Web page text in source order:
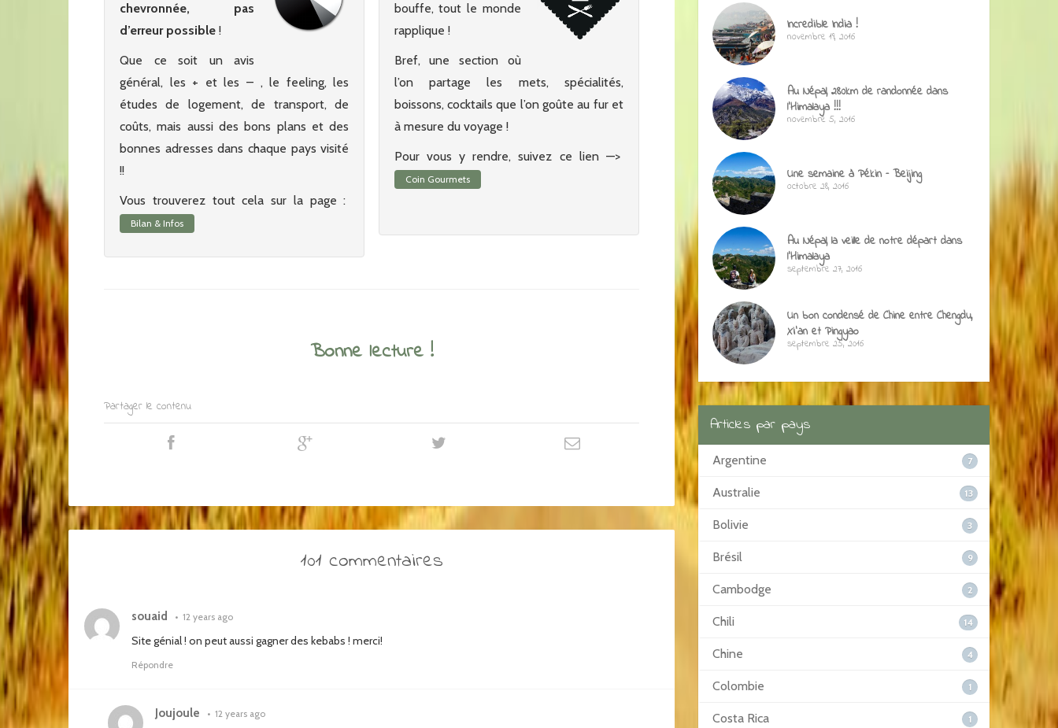
chevronnée, pas
d’erreur possible !
Que ce soit un avis
général, les + et les – , le feeling, les
études de logement, de transport, de
coûts, mais aussi des bons plans et des
bonnes adresses dans chaque pays visité
!!
Vous trouverez tout cela sur la page :
Bilan & Infos
bouffe, tout le monde
rapplique !
Bref, une section où
l’on partage les mets, spécialités,
boissons, cocktails que l’on goûte au fur et
à mesure du voyage !
Pour vous y rendre, suivez ce lien —>
Coin Gourmets
Bonne lecture !
Partager le contenu
101 commentaires
souaid • 12 years ago
Site génial ! on peut aussi gagner des kebabs ! merci!
Répondre
Joujoule • 12 years ago
Incredible India !
novembre 19, 2016
Au Népal, 280km de randonnée dans
l’Himalaya !!!
novembre 5, 2016
Une semaine à Pékin – Beijing
octobre 28, 2016
Au Népal, la veille de notre départ dans
l’Himalaya
septembre 27, 2016
Un bon condensé de Chine entre Chengdu,
Xi’an et Pingyao
septembre 25, 2016
Articles par pays
Argentine 7
Australie 13
Bolivie 3
Brésil 9
Cambodge 2
Chili 14
Chine 4
Colombie 1
Costa Rica 1